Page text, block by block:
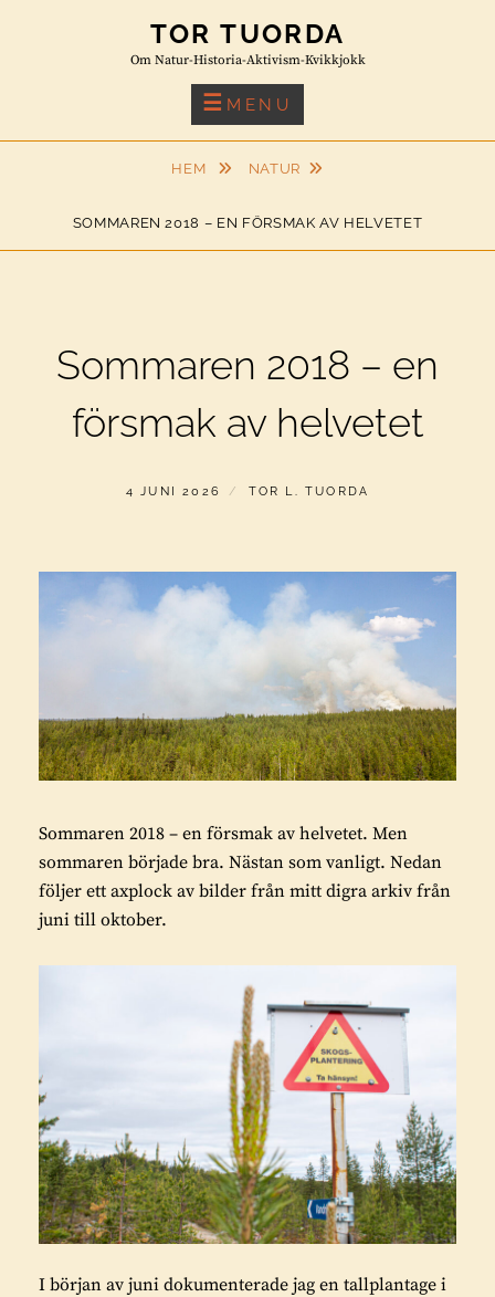
TOR TUORDA
Om Natur-Historia-Aktivism-Kvikkjokk
MENU
HEM NATUR
SOMMAREN 2018 – EN FÖRSMAK AV HELVETET
Sommaren 2018 – en
försmak av helvetet
PUBLICERAT
4 JUNI 2026 AV
TOR L. TUORDA
Sommaren 2018 – en försmak av helvetet. Men
sommaren började bra. Nästan som vanligt. Nedan
följer ett axplock av bilder från mitt digra arkiv från
juni till oktober.
I början av juni dokumenterade jag en tallplantage i